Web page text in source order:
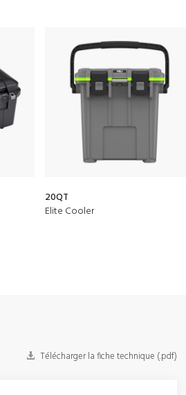
20QT
Elite Cooler
Télécharger la fiche technique (.pdf)